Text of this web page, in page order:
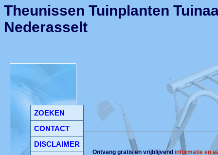
ZOEKEN
CONTACT
DISCLAIMER
Theunissen Tuinplanten
Nederasselt
Ontvang gratis en vrijblijvendinformatie en